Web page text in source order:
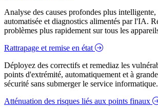
Analyse des causes profondes plus
automatisée et diagnostics alimentés par l'IA.
problèmes plus rapidement sur tous les
Rattrapage et remise en état
Déployez des correctifs et remediaz les
points d'extrémité, automatiquement et à
sécurité sans submerger le service informatique.
Atténuation des risques liés aux points finaux